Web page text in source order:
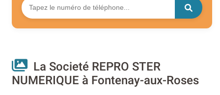
La Societé REPRO STER
NUMERIQUE à Fontenay-aux-Roses